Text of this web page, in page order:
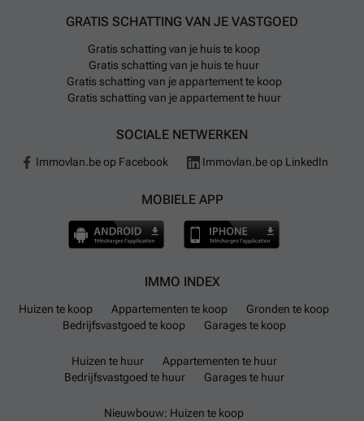
GRATIS SCHATTING VAN JE VASTGOED
Gratis schatting van je huis te koop
Gratis schatting van je huis te huur
Gratis schatting van je appartement te koop
Gratis schatting van je appartement te huur
SOCIALE NETWERKEN
Immovlan.be op Facebook Immovlan.be op LinkedIn
MOBIELE APP
IMMO INDEX
Huizen te koop Appartementen te koop
Gronden te koop
Bedrijfsvastgoed te koop
Garages te koop
Huizen te huur
Appartementen te huur
Bedrijfsvastgoed te huur
Garages te huur
Nieuwbouw: Huizen te koop